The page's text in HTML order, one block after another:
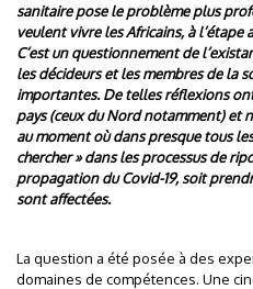
sanitaire pose le problème plus
veulent vivre les Africains, à
C’est un questionnement de
les décideurs et les membres de la
importantes. De telles réflexions
pays (ceux du Nord notamment) et
au moment où dans presque tous
chercher » dans les processus de
propagation du Covid-19, soit
sont affectées.
La question a été posée à des
domaines de compétences. Une